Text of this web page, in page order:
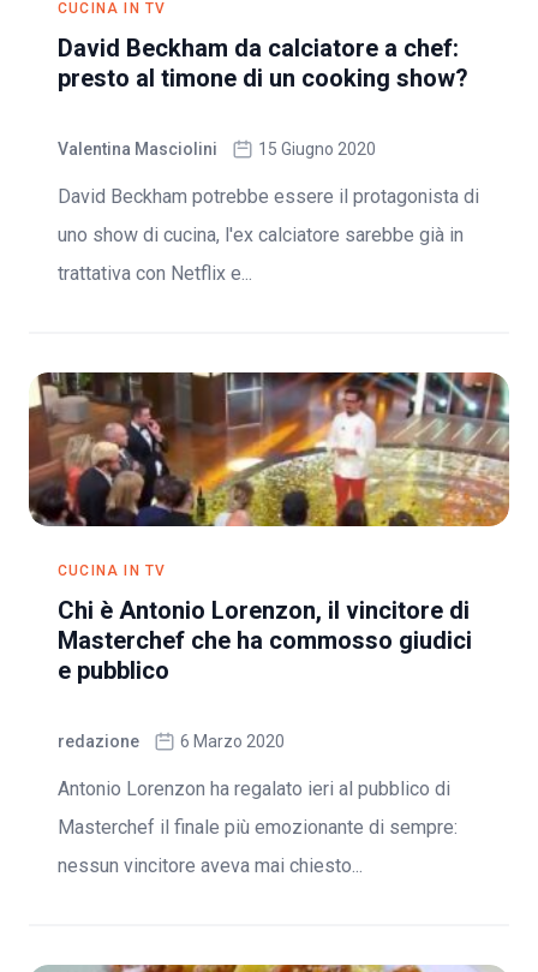
CUCINA IN TV
David Beckham da calciatore a chef:
presto al timone di un cooking show?
Valentina Masciolini 15 Giugno 2020
David Beckham potrebbe essere il protagonista di
uno show di cucina, l'ex calciatore sarebbe già in
trattativa con Netflix e...
CUCINA IN TV
Chi è Antonio Lorenzon, il vincitore di
Masterchef che ha commosso giudici
e pubblico
redazione 6 Marzo 2020
Antonio Lorenzon ha regalato ieri al pubblico di
Masterchef il finale più emozionante di sempre:
nessun vincitore aveva mai chiesto...